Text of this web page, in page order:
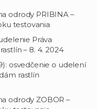
odrody PRIBINA –
testovania
Práva
– 8. 4. 2024
osvedčenie o udelení
rastlín
odrody ZOBOR –